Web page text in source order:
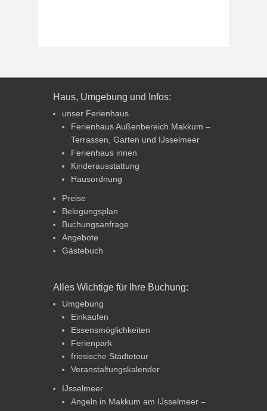
Haus, Umgebung und Infos:
unser Ferienhaus
Ferienhaus Außenbereich Makkum –
Terrassen, Garten und IJsselmeer
Ferienhaus innen
Kinderausstattung
Hausordnung
Preise
Belegungsplan
Buchungsanfrage
Angebote
Gästebuch
Alles Wichtige für Ihre Buchung:
Umgebung
Einkaufen
Essensmöglichkeiten
Ferienpark
friesische Städtetour
Veranstaltungskalender
IJsselmeer
Angeln in Makkum am IJsselmeer –